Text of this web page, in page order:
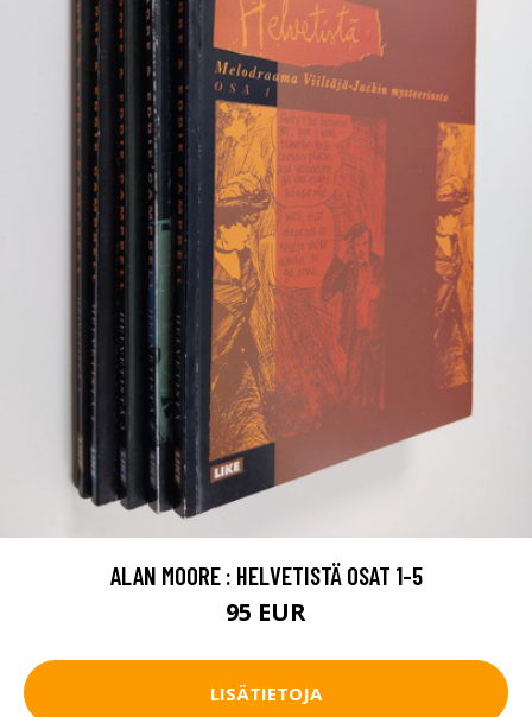
ALAN MOORE : HELVETISTÄ OSAT 1-5
95 EUR
LISÄTIETOJA